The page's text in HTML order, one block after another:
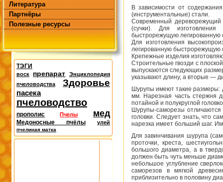
Литература
Партнёры
Полезные ресурсы
ТЭГИ
воск препарат
Энциклопедия
пчеловодства
Здоровье
пасека
пчеловодство
прополис Пчелы мед
Медоносные пчёлы улей
пчелиная матка
В зависимости от
(инструментальные) стали.
Современный дереворежущий
(сучки). Для изготовления
быстрорежущую легированную
Для изготовления
легированную
Крепежные изделия
Строительные гвозди с
выпускаются следующих
указывают длину, а вторые —
Шурупы имеют такие размеры:
мм. Нарезная часть стержня
потайной и полукруглой
Шурупы-саморезы
головки. Следует знать, что
нарезка имеет больший шаг.
Для завинчивания шурупа
проточки, креста,
большого диаметра, а в
должен быть чуть меньше
небольшое углубление
саморезов в мягкой
приблизительно в половину